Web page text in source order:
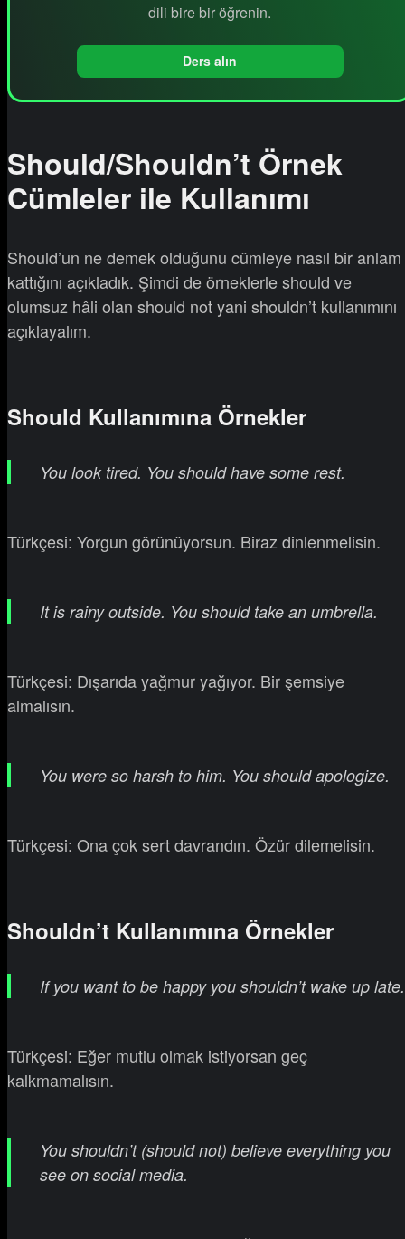
dili bire bir öğrenin.
Ders alın
Should/Shouldn’t Örnek
Cümleler ile Kullanımı
Should’un ne demek olduğunu cümleye nasıl bir anlam
kattığını açıkladık. Şimdi de örneklerle should ve
olumsuz hâli olan should not yani shouldn’t kullanımını
açıklayalım.
Should Kullanımına Örnekler
You look tired. You should have some rest.
Türkçesi: Yorgun görünüyorsun. Biraz dinlenmelisin.
It is rainy outside. You should take an umbrella.
Türkçesi: Dışarıda yağmur yağıyor. Bir şemsiye
almalısın.
You were so harsh to him. You should apologize.
Türkçesi: Ona çok sert davrandın. Özür dilemelisin.
Shouldn’t Kullanımına Örnekler
If you want to be happy you shouldn’t wake up late.
Türkçesi: Eğer mutlu olmak istiyorsan geç
kalkmamalısın.
You shouldn’t (should not) believe everything you
see on social media.